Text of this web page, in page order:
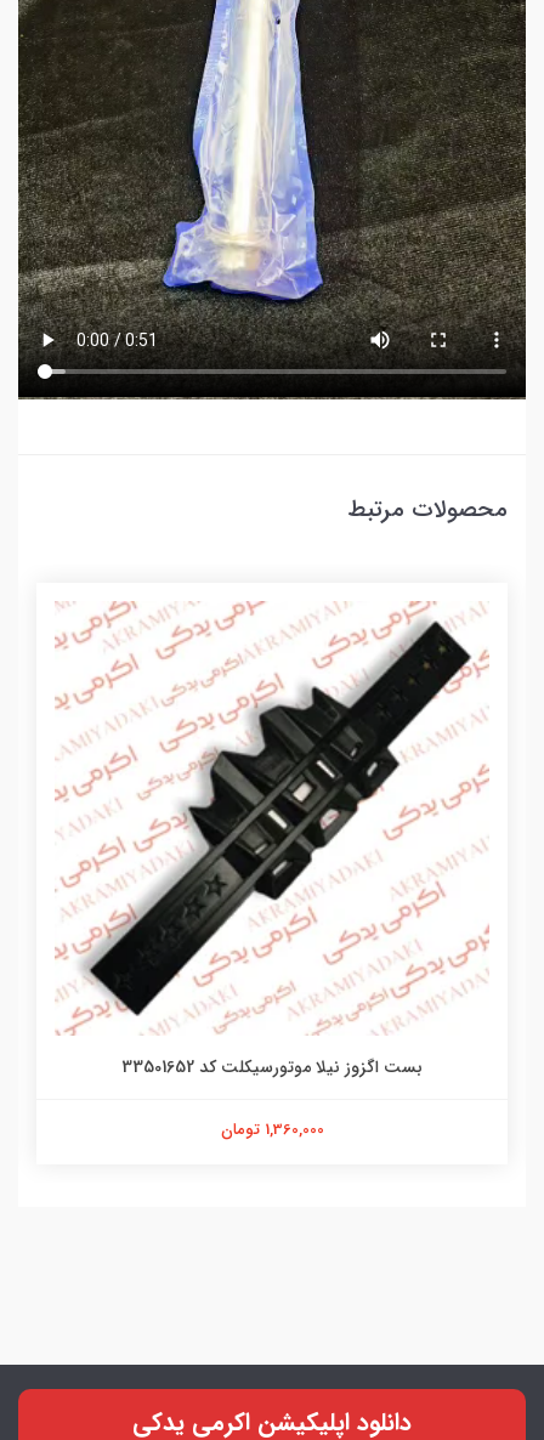
محصولات مرتبط
بست اگزوز نیلا موتورسیکلت کد 33501652
1,360,000 تومان
دانلود اپلیکیشن اکرمی یدکی